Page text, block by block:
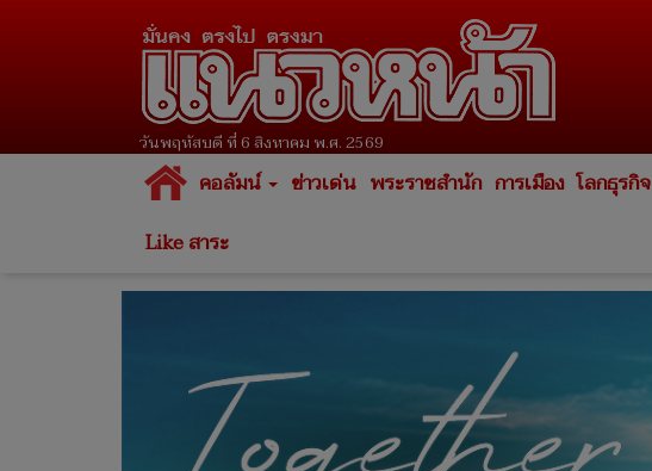
วันพฤหัสบดี ที่ 6 สิงหาคม พ.ศ. 2569
คอลัมน์ ข่าวเด่น พระราชสำนัก การเมือง โลกธุรกิจ
Like สาระ